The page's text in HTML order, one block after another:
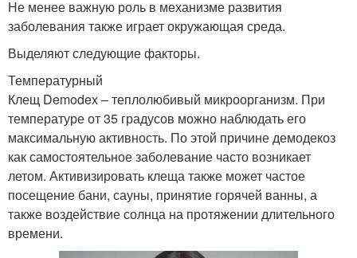
Не менее важную роль в механизме развития
заболевания также играет окружающая среда.
Выделяют следующие факторы.
Температурный
Клещ Demodex – теплолюбивый микроорганизм. При
температуре от 35 градусов можно наблюдать его
максимальную активность. По этой причине демодекоз
как самостоятельное заболевание часто возникает
летом. Активизировать клеща также может частое
посещение бани, сауны, принятие горячей ванны, а
также воздействие солнца на протяжении длительного
времени.